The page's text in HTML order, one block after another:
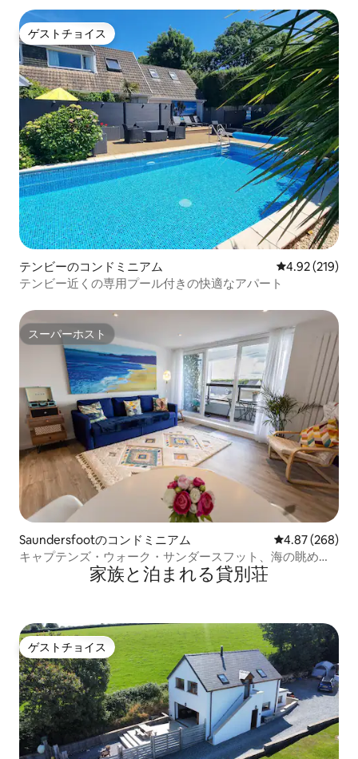
ゲストチョイス
ゲストチョイス
テンビーのコンドミニアム レビュー219
4.92 (219)
テンビー近くの専用プール付きの快適なアパート
スーパーホスト
スーパーホスト
Saundersfootのコンドミニアム レビュー268
4.87 (268)
キャプテンズ・ウォーク・サンダースフット、海の眺め、
家族と泊まれる貸別荘
ゲストチョイス
ゲストチョイス